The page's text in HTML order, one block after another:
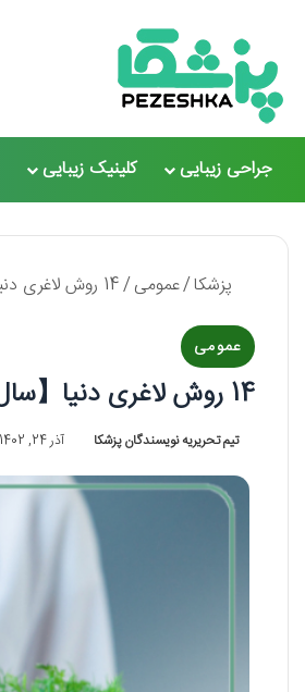
جراحی زیبایی کلینیک زیبایی
پزشکا/عمومی/14 روش لاغری دنیا【سال1405】⭐
عمومی
14 روش لاغری دنیا【سال1405】⭐
تیم تحریریه نویسندگان پزشکا آذر 24, 1402